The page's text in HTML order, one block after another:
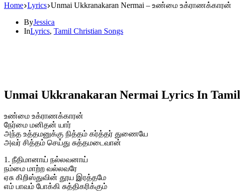
Home Lyrics Unmai Ukkranakaran Nermai – உண்மை உக்ராணக்காரன்
ByJessica
InLyrics, Tamil Christian Songs
Unmai Ukkranakaran Nermai Lyrics In Tamil
உண்மை உக்ராணக்காரன்
நேர்மை மனிதன் யார்
அந்த உத்தமனுக்கு நித்தம் கர்த்தர் துணையே
அவர் சித்தம் செய்து சுத்தமடைவான்
1. நீதிமானாய் நல்லவனாய்
நம்மை மாற்ற வல்லவரே
ஏசு கிறிஸ்துவின் தூய இரத்தமே
எம் பாவம் போக்கி சுத்திகரிக்கும்